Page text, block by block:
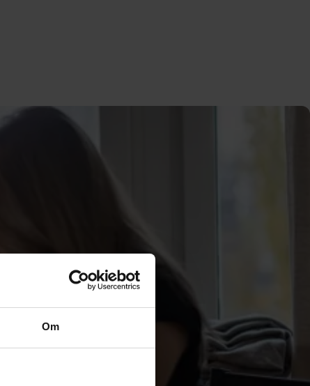
Om
ökar
jobbmöjligheterna är mer begränsade:
digitalisering – och AI förstärker utvecklingen.